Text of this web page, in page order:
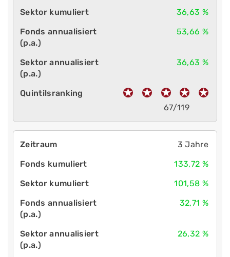
36,63 %
53,66 %
36,63 %
67/119
3 Jahre
133,72 %
101,58 %
32,71 %
26,32 %